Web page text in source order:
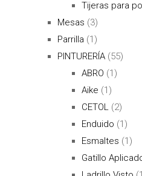
Tijeras para
Mesas (3)
Parrilla (1)
PINTURERÍA (55)
ABRO (1)
Aike (1)
CETOL (2)
Enduido (1)
Esmaltes (1)
Gatillo